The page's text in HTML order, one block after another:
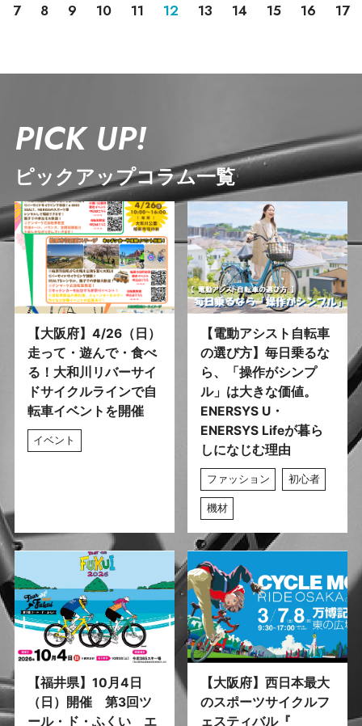
7 8 9 10 11 12 13 14 15 16 17
PICK UP!
ピックアップコラム一覧
【大阪府】4/26（日）
走って・遊んで・食べ
る！大和川リバーサイ
ドサイクルラインで自
転車イベントを開催
イベント
【電動アシスト自転車
の選び方】毎日乗るな
ら、「操作がシンプ
ル」は大きな価値。
ENERSYS U・
ENERSYS Lifeが暮ら
しになじむ理由
ファッション 初心者
機材
【福井県】10月4日
（日）開催 第3回ツ
ール・ド・ふくい エ
【大阪府】西日本最大
のスポーツサイクルフ
ェスティバル『